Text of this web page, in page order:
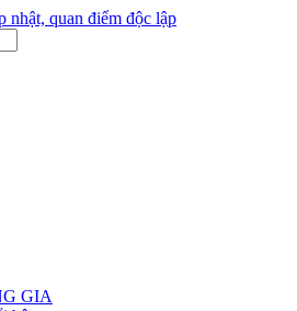
nhật, quan điểm độc lập
GIA